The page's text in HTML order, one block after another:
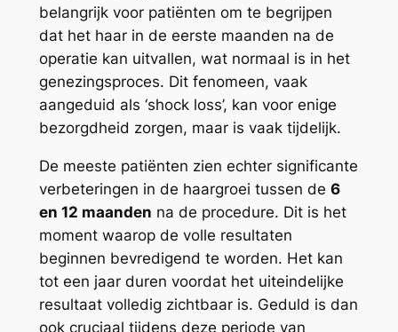
belangrijk voor patiënten om te begrijpen
dat het haar in de eerste maanden na de
operatie kan uitvallen, wat normaal is in het
genezingsproces. Dit fenomeen, vaak
aangeduid als ‘shock loss’, kan voor enige
bezorgdheid zorgen, maar is vaak tijdelijk.
De meeste patiënten zien echter significante
verbeteringen in de haargroei tussen de 6
en 12 maanden na de procedure. Dit is het
moment waarop de volle resultaten
beginnen bevredigend te worden. Het kan
tot een jaar duren voordat het uiteindelijke
resultaat volledig zichtbaar is. Geduld is dan
ook cruciaal tijdens deze periode van